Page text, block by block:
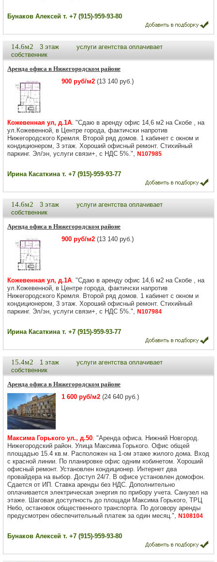
Бунаков Алексей т. +7 (915)-959-93-80
14.6м2 3 этаж
услуги агентства оплачивает
собственник
Аренда офиса в Нижегородском районе
900 руб/м2 (13 140 руб.)
Кожевенная ул, д.1А. "Сдаю в аренду офис 14,6 м2 на Скобе , на
ул.Кожевенной, в Центре города, фактичски напротив
Нижегородского Кремля. Второй ряд домов. 1 кабинет с окном и
кондиционером, 3 этаж. Хороший офисный ремонт. Стихийный
паркинг. Эл/эн, услуги связи+, с НДС 5%.", N107985
Ирина Касаткина т. +7 (915)-959-93-77
14.6м2 3 этаж
услуги агентства оплачивает
собственник
Аренда офиса в Нижегородском районе
900 руб/м2 (13 140 руб.)
Кожевенная ул, д.1А. "Сдаю в аренду офис 14,6 м2 на Скобе , на
ул.Кожевенной, в Центре города, фактичски напротив
Нижегородского Кремля. Второй ряд домов. 1 кабинет с окном и
кондиционером, 3 этаж. Хороший офисный ремонт. Стихийный
паркинг. Эл/эн, услуги связи+, с НДС 5%.", N107984
Ирина Касаткина т. +7 (915)-959-93-77
15.4м2 1 этаж
услуги агентства оплачивает
собственник
Аренда офиса в Нижегородском районе
1 600 руб/м2 (24 640 руб.)
Максима Горького ул., д.50. "Аренда офиса. Нижний Новгород.
Нижегородский район. Улица Максима Горького. Офис общей
площадью 15.4 кв.м. Расположен на 1-ом этаже жилого дома. Вход
с красной линии. По планировке офис одним кобинетом. Хороший
офисный ремонт. Установлен кондиционер. Интернет два
провайдера на выбор. Доступ 24/7. В офисе установлен домофон.
Сдается от ИП. Ставка аренды без НДС. Дополнительно
оплачивается электрическая энергия по прибору учета. Санузел на
этаже. Шаговая доступность до площади Максима Горького, ТРЦ
Небо, остановок общественного транспорта. По договору аренды
предусмотрен обеспечительный платеж за один месяц.", N108104
Бунаков Алексей т. +7 (915)-959-93-80